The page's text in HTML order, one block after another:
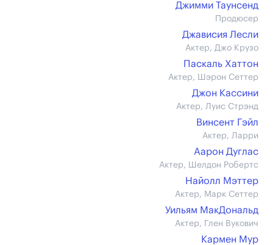
Джимми Таунсенд
Продюсер
Джависия Лесли
Актер, Джо Крузо
Паскаль Хаттон
Актер, Шэрон Сеттер
Джон Кассини
Актер, Луис Стрэнд
Винсент Гэйл
Актер, Ларри
Аарон Дуглас
Актер, Шелдон Робертс
Найолл Мэттер
Актер, Марк Сеттер
Уильям МакДональд
Актер, Глен Вукович
Кармен Мур